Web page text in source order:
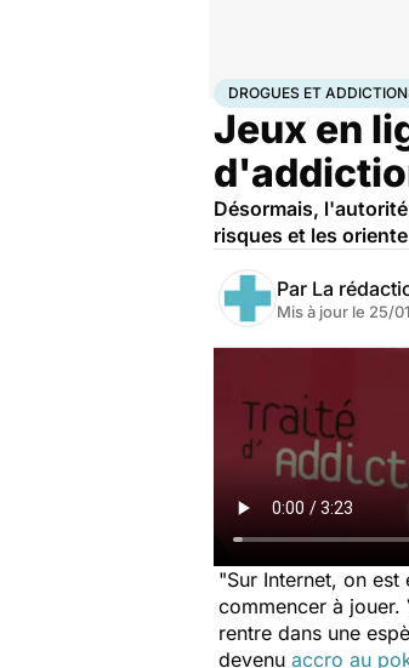
AccueilSanté Maladies
DROGUES ET
Jeux en
Désormais,
risques et les
Par La
Mis à jour le 25/
"Sur Internet, on
commencer à
rentre dans une
devenu accro au